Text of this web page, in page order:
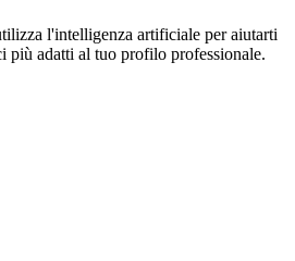
l'intelligenza artificiale per aiutarti
più adatti al tuo profilo professionale.